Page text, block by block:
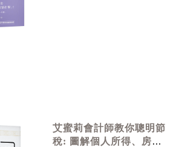
艾蜜莉會計師教你聰明節
稅: 圖解個人所得、房地